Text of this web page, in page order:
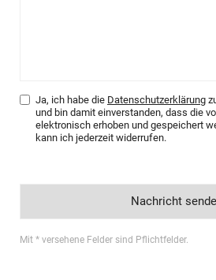
Ja, ich habe die Datenschutzerklärung
und bin damit einverstanden, dass die
elektronisch erhoben und gespeichert
kann ich jederzeit widerrufen.
Mit * versehene Felder sind Pflichtfelder.